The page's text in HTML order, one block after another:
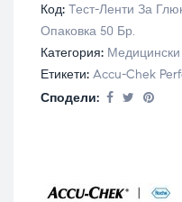
Код: Tест-Ленти За
Опаковка 50 Бр.
Категория:
Етикети: Accu-Chek
Сподели: